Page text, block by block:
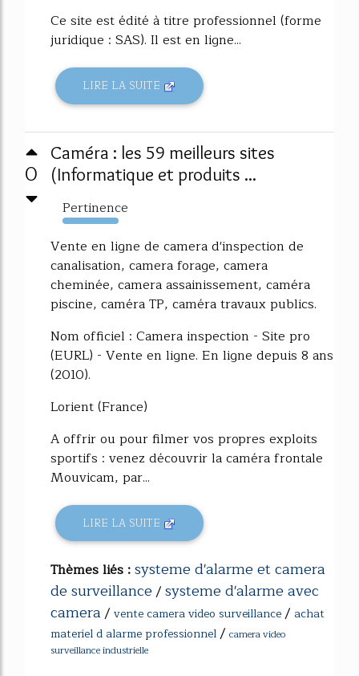
Ce site est édité à titre professionnel (forme
juridique : SAS). Il est en ligne...
LIRE LA SUITE
0
Caméra : les 59 meilleurs sites
(Informatique et produits ...
Pertinence
1278%
Vente en ligne de camera d'inspection de
canalisation, camera forage, camera
cheminée, camera assainissement, caméra
piscine, caméra TP, caméra travaux publics.
Nom officiel : Camera inspection - Site pro
(EURL) - Vente en ligne. En ligne depuis 8 ans
(2010).
Lorient (France)
A offrir ou pour filmer vos propres exploits
sportifs : venez découvrir la caméra frontale
Mouvicam, par...
LIRE LA SUITE
Thèmes liés :systeme d'alarme et camera
de surveillance/systeme d'alarme avec
camera/ vente camera video surveillance/ achat
materiel d alarme professionnel/ camera video
surveillance industrielle